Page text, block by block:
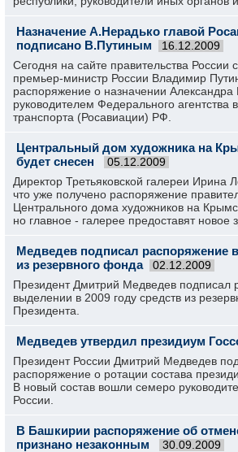
Назначение А.Нерадько главой
подписано В.Путиным
16.12.2009
Сегодня на сайте правительства России
премьер-министр России Владимир
распоряжение о назначении Александра
руководителем Федерального агентства
транспорта (Росавиации) РФ.
Центральный дом художника на
будет снесен
05.12.2009
Директор Третьяковской галереи Ирина
что уже получено распоряжение
Центрального дома художников на
но главное - галерее предоставят новое
Медведев подписал распоряжение
из резервного фонда
02.12.2009
Президент Дмитрий Медведев подписал
выделении в 2009 году средств из
Президента.
Медведев утвердил президиум
Президент России Дмитрий Медведев
распоряжение о ротации состава
В новый состав вошли семеро
России.
В Башкирии распоряжение об
признано незаконным
30.09.2009